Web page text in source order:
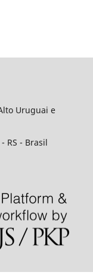
Uruguai e
RS - Brasil